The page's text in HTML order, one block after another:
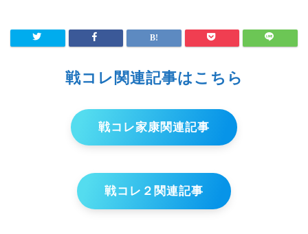
戦コレ関連記事はこちら
戦コレ家康関連記事
戦コレ２関連記事